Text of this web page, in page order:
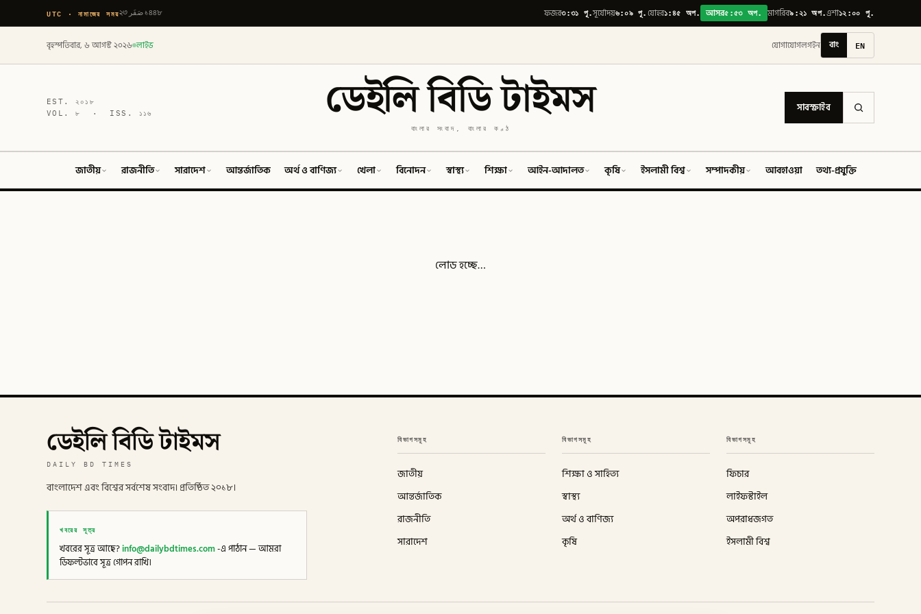
UTC · নামাজের সময় ২৩ صَفَر ১৪৪৮ ফজর৩:৩১ পূ.সূর্যোদয়৬:০৯ পূ.যোহর১:৪৫ অপ. আসর৫:৫৩ অপ. মাগরিব৯:২১ অপ.এশা১২:০০ পূ.
বৃহস্পতিবার, ৬ আগস্ট ২০২৬ লাইভ যোগাযোগলগইন বাং EN
EST.২০১৮
VOL.৮ · ISS. ১১৬ ডেইলি বিডি টাইমস
বাংলার সংবাদ, বাংলার কণ্ঠ
সাবস্ক্রাইব
জাতীয় রাজনীতি সারাদেশ আন্তর্জাতিক অর্থ ও বাণিজ্য খেলা বিনোদন স্বাস্থ্য শিক্ষা আইন-আদালত কৃষি ইসলামী বিশ্ব সম্পাদকীয় আবহাওয়া তথ্য-প্রযুক্তি
লোড হচ্ছে…
ডেইলি বিডি টাইমস
DAILY BD TIMES
বাংলাদেশ এবং বিশ্বের সর্বশেষ সংবাদ। প্রতিষ্ঠিত ২০১৮।
খবরের সূত্র
খবরের সূত্র আছে?info@dailybdtimes.com-এ পাঠান — আমরা
ডিফল্টভাবে সূত্র গোপন রাখি।
বিভাগসমূহ
জাতীয়
আন্তর্জাতিক
রাজনীতি
সারাদেশ
বিভাগসমূহ
শিক্ষা ও সাহিত্য
স্বাস্থ্য
অর্থ ও বাণিজ্য
কৃষি
বিভাগসমূহ
ফিচার
লাইফস্টাইল
অপরাধজগত
ইসলামী বিশ্ব